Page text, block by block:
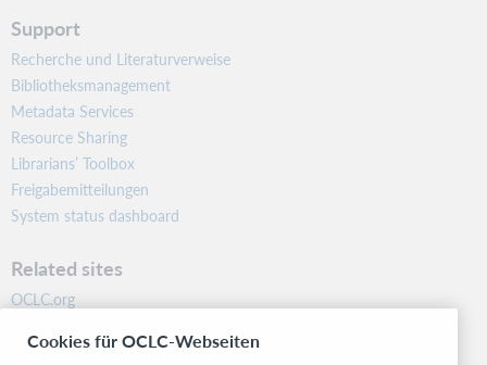
Support
Recherche und Literaturverweise
Bibliotheksmanagement
Metadata Services
Resource Sharing
Librarians’ Toolbox
Freigabemitteilungen
System status dashboard
Related sites
OCLC.org
Community
Cookies für OCLC-Webseiten